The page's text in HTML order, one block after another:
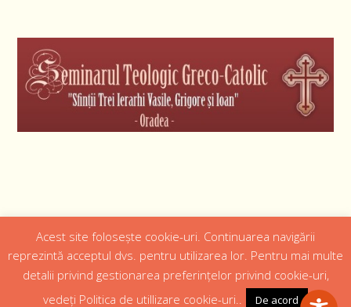
Designed byWeb Design 4Us Consulting |
Istoric Episcopul Institutii Media
Cateheza
Acest site folosește cookie-uri. Continuarea navigării
reprezintă acceptul dvs. pentru utilizarea lor. Pentru mai multe
detalii privind gestionarea preferințelor privind cookie-uri,
vedeți Politica de utillizare cookie-uri..
De acord